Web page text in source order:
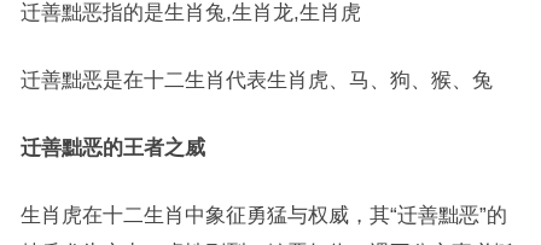
迁善黜恶指的是生肖兔,生肖龙,生肖虎
迁善黜恶是在十二生肖代表生肖虎、马、狗、猴、兔
迁善黜恶的王者之威
生肖虎在十二生肖中象征勇猛与权威，其“迁善黜恶”的